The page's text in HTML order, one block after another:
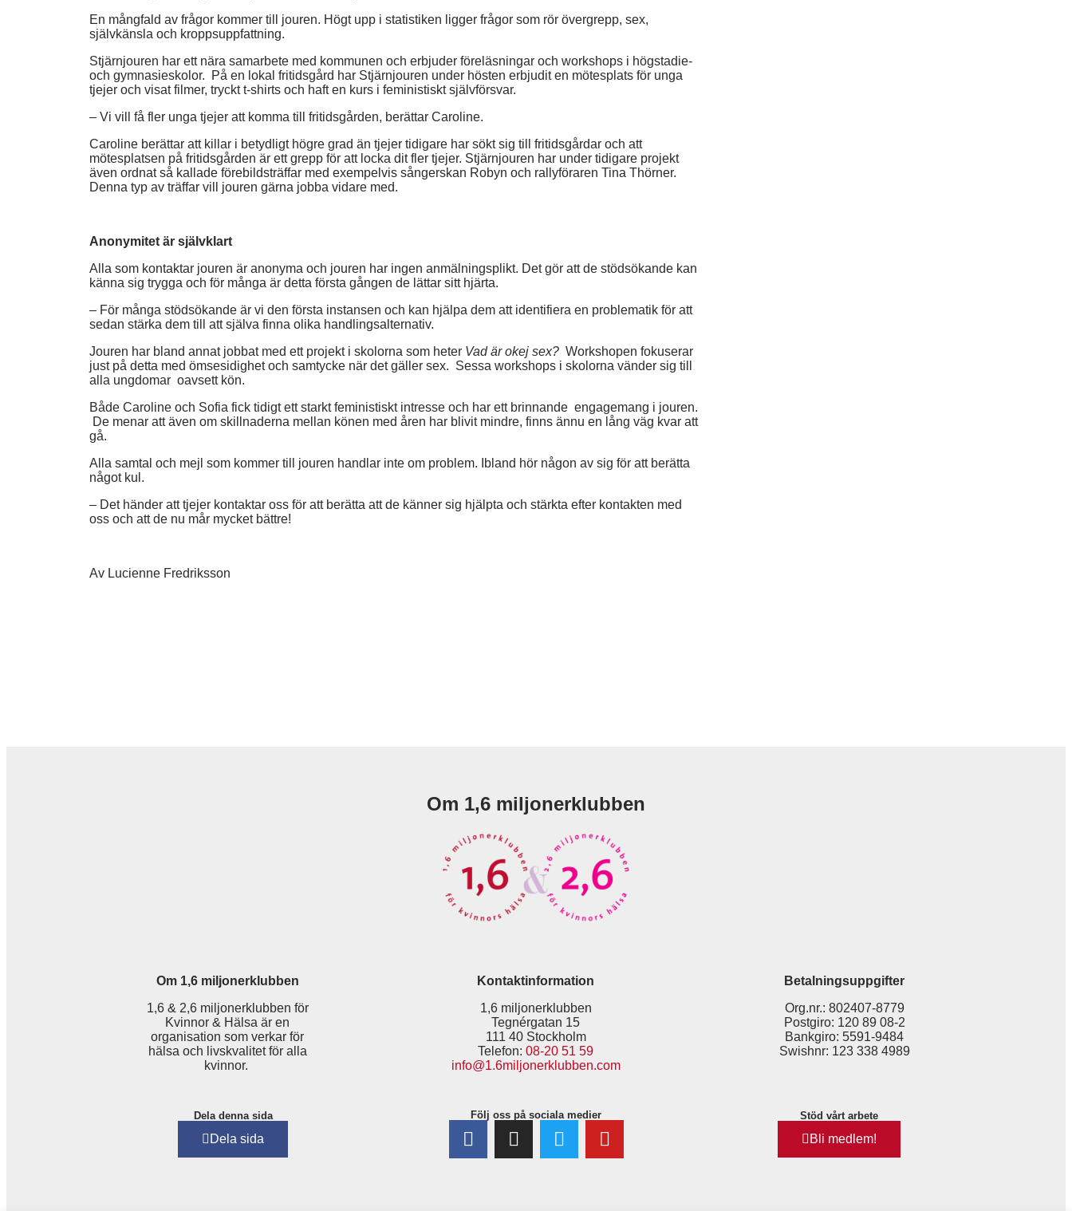
En mångfald av frågor kommer till jouren. Högt upp i statistiken ligger frågor som rör övergrepp, sex,
självkänsla och kroppsuppfattning.
Stjärnjouren har ett nära samarbete med kommunen och erbjuder föreläsningar och workshops i högstadie-
och gymnasieskolor. På en lokal fritidsgård har Stjärnjouren under hösten erbjudit en mötesplats för unga
tjejer och visat filmer, tryckt t-shirts och haft en kurs i feministiskt självförsvar.
– Vi vill få fler unga tjejer att komma till fritidsgården, berättar Caroline.
Caroline berättar att killar i betydligt högre grad än tjejer tidigare har sökt sig till fritidsgårdar och att
mötesplatsen på fritidsgården är ett grepp för att locka dit fler tjejer. Stjärnjouren har under tidigare projekt
även ordnat så kallade förebildsträffar med exempelvis sångerskan Robyn och rallyföraren Tina Thörner.
Denna typ av träffar vill jouren gärna jobba vidare med.
Anonymitet är självklart
Alla som kontaktar jouren är anonyma och jouren har ingen anmälningsplikt. Det gör att de stödsökande kan
känna sig trygga och för många är detta första gången de lättar sitt hjärta.
– För många stödsökande är vi den första instansen och kan hjälpa dem att identifiera en problematik för att
sedan stärka dem till att själva finna olika handlingsalternativ.
Jouren har bland annat jobbat med ett projekt i skolorna som heter Vad är okej sex? Workshopen fokuserar
just på detta med ömsesidighet och samtycke när det gäller sex. Sessa workshops i skolorna vänder sig till
alla ungdomar oavsett kön.
Både Caroline och Sofia fick tidigt ett starkt feministiskt intresse och har ett brinnande engagemang i jouren.
De menar att även om skillnaderna mellan könen med åren har blivit mindre, finns ännu en lång väg kvar att
gå.
Alla samtal och mejl som kommer till jouren handlar inte om problem. Ibland hör någon av sig för att berätta
något kul.
– Det händer att tjejer kontaktar oss för att berätta att de känner sig hjälpta och stärkta efter kontakten med
oss och att de nu mår mycket bättre!
Av Lucienne Fredriksson
Om 1,6 miljonerklubben
Om 1,6 miljonerklubben
1,6 & 2,6 miljonerklubben för
Kvinnor & Hälsa är en
organisation som verkar för
hälsa och livskvalitet för alla
kvinnor.
Kontaktinformation
1,6 miljonerklubben
Tegnérgatan 15
111 40 Stockholm
Telefon:08-20 51 59
info@1.6miljonerklubben.com
Betalningsuppgifter
Org.nr.: 802407-8779
Postgiro: 120 89 08-2
Bankgiro: 5591-9484
Swishnr: 123 338 4989
Dela denna sida
Dela sida
Följ oss på sociala medier Stöd vårt arbete
Bli medlem!